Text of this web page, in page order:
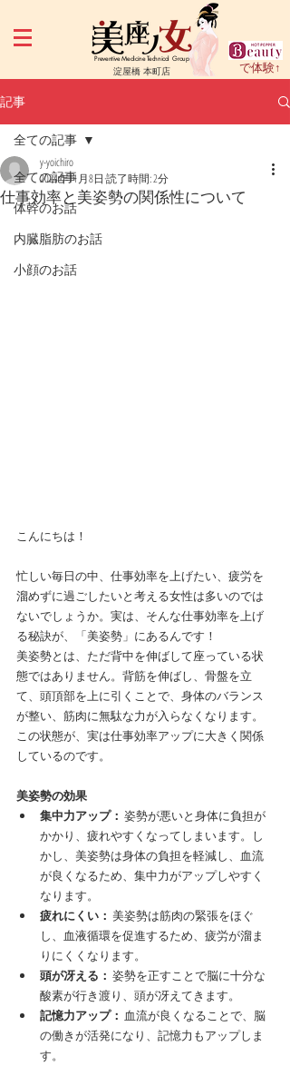
Preventive Medicine Technical Group
淀屋橋 本町店 で体験↑
記事
全ての記事
体幹のお話
内臓脂肪のお話
小顔のお話
全ての記事
仕事効率と美姿勢の関係性について
y-yoichiro
2024年11月8日 読了時間: 2分
こんにちは！
忙しい毎日の中、仕事効率を上げたい、疲労を
溜めずに過ごしたいと考える女性は多いのでは
ないでしょうか。実は、そんな仕事効率を上げ
る秘訣が、「美姿勢」にあるんです！
美姿勢とは、ただ背中を伸ばして座っている状
態ではありません。背筋を伸ばし、骨盤を立
て、頭頂部を上に引くことで、身体のバランス
が整い、筋肉に無駄な力が入らなくなります。
この状態が、実は仕事効率アップに大きく関係
しているのです。
美姿勢の効果
集中力アップ： 姿勢が悪いと身体に負担が
かかり、疲れやすくなってしまいます。し
かし、美姿勢は身体の負担を軽減し、血流
が良くなるため、集中力がアップしやすく
なります。
疲れにくい： 美姿勢は筋肉の緊張をほぐ
し、血液循環を促進するため、疲労が溜ま
りにくくなります。
頭が冴える： 姿勢を正すことで脳に十分な
酸素が行き渡り、頭が冴えてきます。
記憶力アップ： 血流が良くなることで、脳
の働きが活発になり、記憶力もアップしま
す。